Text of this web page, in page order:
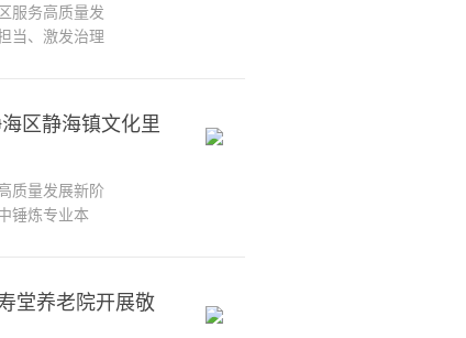
服务高质量发
当、激发治理
作人员的带领
区静海镇文化里
质量发展新阶
锤炼专业本
行实地调研。
堂养老院开展敬